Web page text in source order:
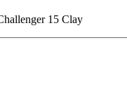
15 Clay